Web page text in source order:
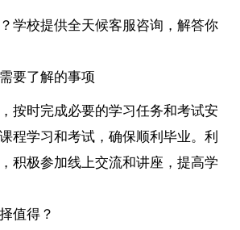
学校提供全天候客服咨询，解答你
要了解的事项
按时完成必要的学习任务和考试安
程学习和考试，确保顺利毕业。利
积极参加线上交流和讲座，提高学
值得？